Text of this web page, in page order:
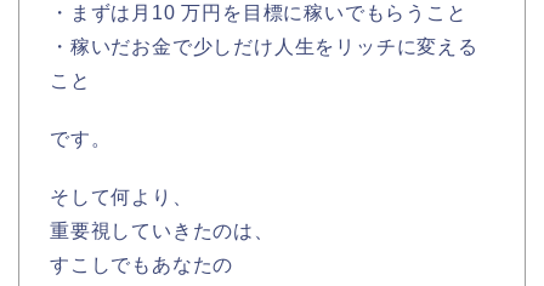
・まずは月10 万円を目標に稼いでもらうこと
・稼いだお金で少しだけ人生をリッチに変える
こと
です。
そして何より、
重要視していきたのは、
すこしでもあなたの